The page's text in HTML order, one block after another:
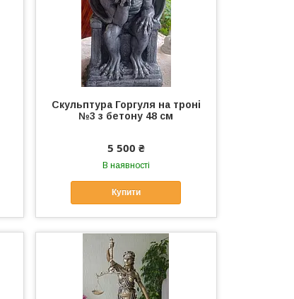
Скульптура Горгуля на троні
№3 з бетону 48 см
5 500 ₴
В наявності
Купити